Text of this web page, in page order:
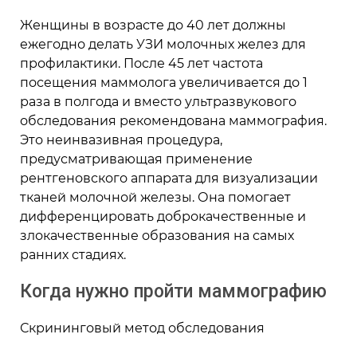
Женщины в возрасте до 40 лет должны
ежегодно делать УЗИ молочных желез для
профилактики. После 45 лет частота
посещения маммолога увеличивается до 1
раза в полгода и вместо ультразвукового
обследования рекомендована маммография.
Это неинвазивная процедура,
предусматривающая применение
рентгеновского аппарата для визуализации
тканей молочной железы. Она помогает
дифференцировать доброкачественные и
злокачественные образования на самых
ранних стадиях.
Когда нужно пройти маммографию
Скрининговый метод обследования